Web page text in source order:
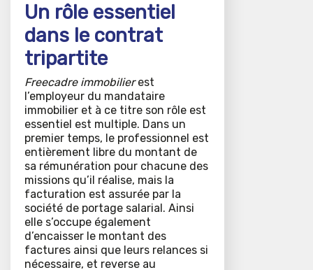
Un rôle essentiel
dans le contrat
tripartite
Freecadre immobilierest
l’employeur du mandataire
immobilier et à ce titre son rôle est
essentiel est multiple. Dans un
premier temps, le professionnel est
entièrement libre du montant de
sa rémunération pour chacune des
missions qu’il réalise, mais la
facturation est assurée par la
société de portage salarial. Ainsi
elle s’occupe également
d’encaisser le montant des
factures ainsi que leurs relances si
nécessaire, et reverse au